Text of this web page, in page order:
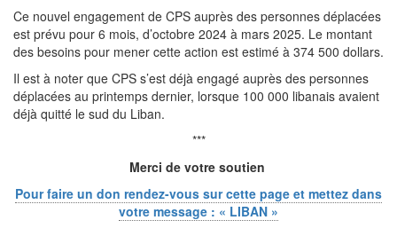
Ce nouvel engagement de CPS auprès des personnes déplacées
est prévu pour 6 mois, d’octobre 2024 à mars 2025. Le montant
des besoins pour mener cette action est estimé à 374 500 dollars.
Il est à noter que CPS s’est déjà engagé auprès des personnes
déplacées au printemps dernier, lorsque 100 000 libanais avaient
déjà quitté le sud du Liban.
***
Merci de votre soutien
Pour faire un don rendez-vous sur cette page et mettez dans
votre message : « LIBAN »